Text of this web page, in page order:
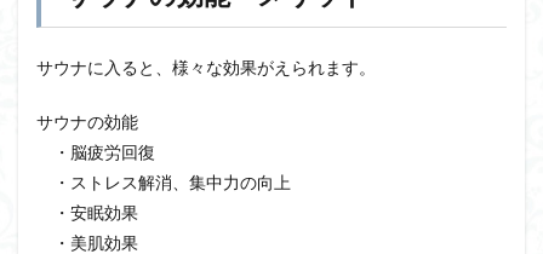
サウナに入ると、様々な効果がえられます。
サウナの効能
・脳疲労回復
・ストレス解消、集中力の向上
・安眠効果
・美肌効果